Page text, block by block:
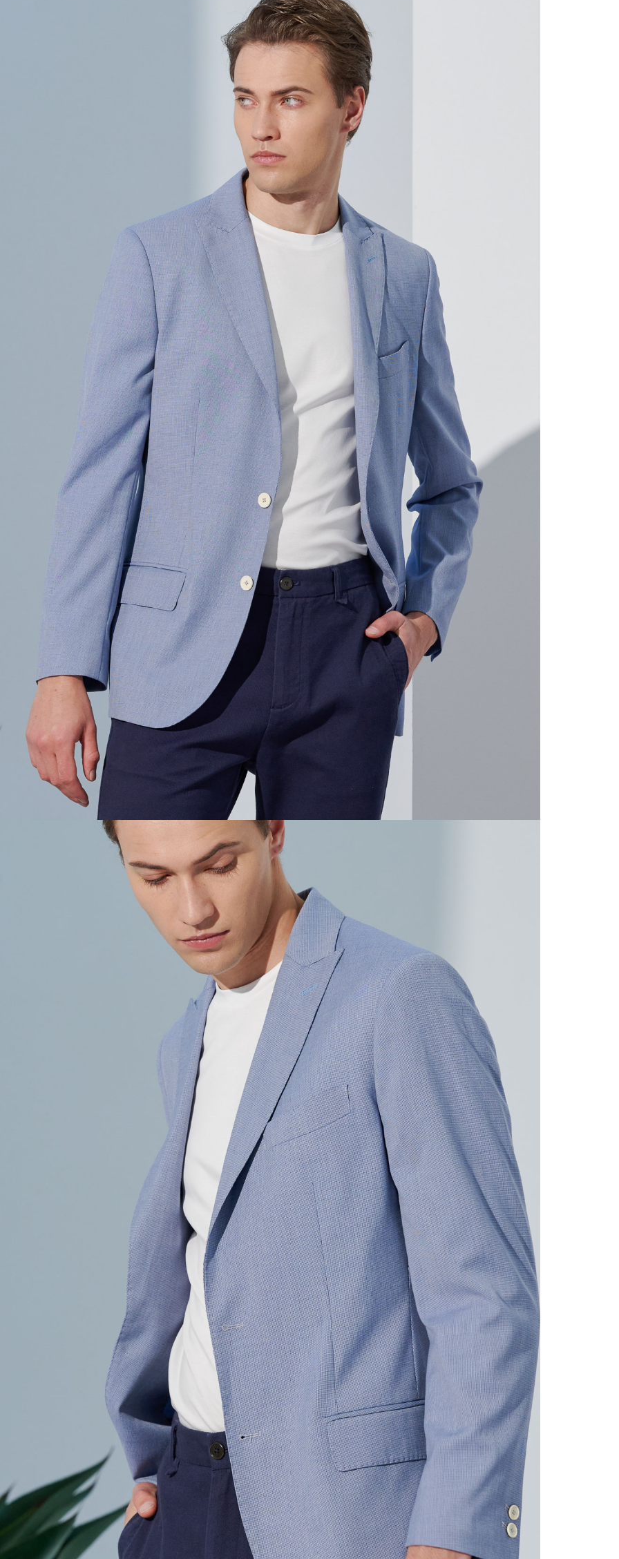
※ 請注意：結帳手續完成當下不需立刻繳費，但若您需要取消訂單，請聯
絡購買商品的店家。未經商家同意取消之訂單仍視為有效，需透過AFTEE
先享後付繳納相關費用。
※ 交易是否成功請以「AFTEE先享後付 」之結帳頁面顯示為準，若有關於
是否繳費成功／繳費後需取消欲退款等相關疑問，請聯繫「AFTEE先享後
付客戶支援中心」
https://netprotections.freshdesk.com/support/home
【注意事項】
１．透過由恩沛科技股份有限公司提供之「AFTEE先享後付」服務完成之
交易，需依本服務之必要範圍內提供個人資料，並將交易相關給付款項請
求債權轉讓予恩沛科技股份有限公司。
２．關於個人資料處理事宜，請瀏覽以下網址：
https://aftee.tw/terms/#terms3
３．未成年的使用者請事先徵得法定代理人或監護人之同意方可使用
「AFTEE先享後付」，若未經同意申辦者引起之損失，本公司不負相關責
任。
４．使用「AFTEE先享後付」時，將依據個別帳號之用戶狀況，依本公司
即時審查核予不同之上限額度；若仍有額度不足之情形，本公司將視審查
結果請求用戶進行身份認證。
５．嚴禁一人註冊多個帳號或使用他人資訊註冊。若發現惡意使用之情
形，恩沛科技股份有限公司將有權停止該用戶之使用額度並採取法律行
LINEX 宇迅國際